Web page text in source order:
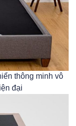
thông minh vô
đại